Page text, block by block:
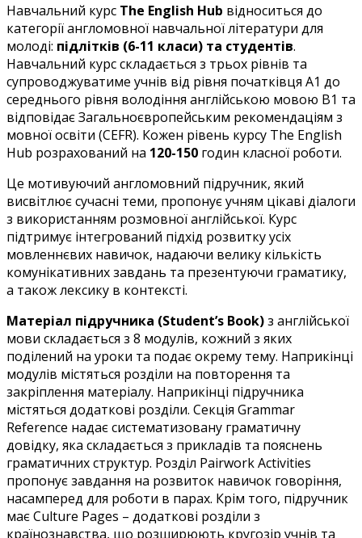
Навчальний курс The English Hub відноситься до
категорії англомовної навчальної літератури для
молоді: підлітків (6-11 класи) та студентів.
Навчальний курс складається з трьох рівнів та
супроводжуватиме учнів від рівня початківця A1 до
середнього рівня володіння англійською мовою B1 та
відповідає Загальноєвропейським рекомендаціям з
мовної освіти (CEFR). Кожен рівень курсу The English
Hub розрахований на 120-150 годин класної роботи.
Це мотивуючий англомовний підручник, який
висвітлює сучасні теми, пропонує учням цікаві діалоги
з використанням розмовної англійської. Курс
підтримує інтегрований підхід розвитку усіх
мовленнєвих навичок, надаючи велику кількість
комунікативних завдань та презентуючи граматику,
а також лексику в контексті.
Матеріал підручника (Student’s Book)з англійської
мови складається з 8 модулів, кожний з яких
поділений на уроки та подає окрему тему. Наприкінці
модулів містяться розділи на повторення та
закріплення матеріалу. Наприкінці підручника
містяться додаткові розділи. Секція Grammar
Reference надає систематизовану граматичну
довідку, яка складається з прикладів та пояснень
граматичних структур. Розділ Pairwork Activities
пропонує завдання на розвиток навичок говоріння,
насамперед для роботи в парах. Крім того, підручник
має Culture Pages – додаткові розділи з
країнознавства, що розширюють кругозір учнів та